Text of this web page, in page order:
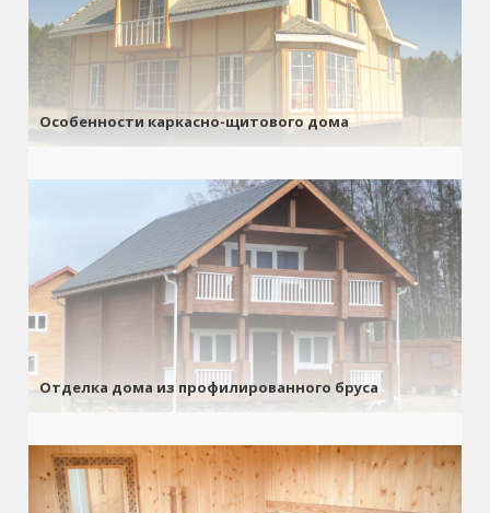
Особенности каркасно-щитового дома
Отделка дома из профилированного бруса